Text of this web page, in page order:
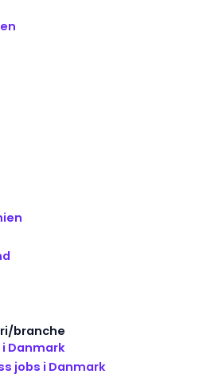
branche
Danmark
jobs i Danmark